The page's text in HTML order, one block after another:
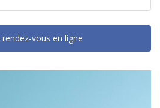
rendez-vous en ligne